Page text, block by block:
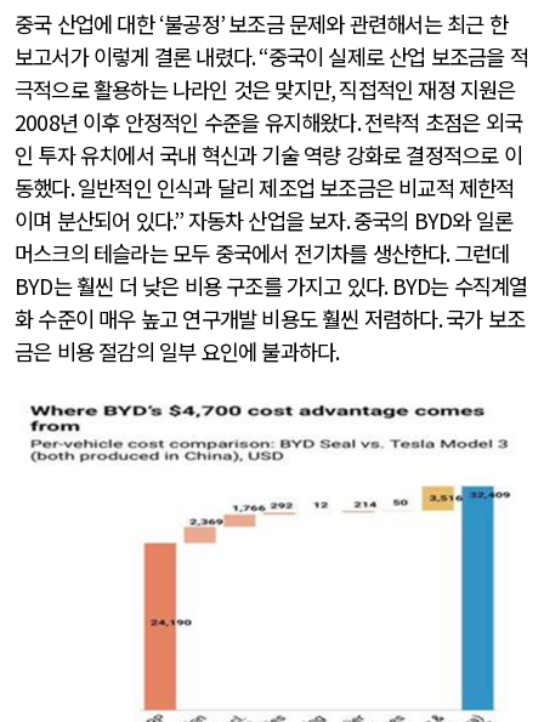
중국 산업에 대한‘불공정’보조금 문제와 관련해서는 최근 한
보고서가 이렇게 결론 내렸다. “중국이 실제로 산업 보조금을 적
극적으로 활용하는 나라인 것은 맞지만,직접적인 재정 지원은
2008년 이후 안정적인 수준을 유지해왔다.전략적 초점은 외국
인 투자 유치에서 국내 혁신과 기술 역량 강화로 결정적으로 이
동했다.일반적인 인식과 달리 제조업 보조금은 비교적 제한적
이며 분산되어 있다.”자동차 산업을 보자.중국의 BYD와 일론
머스크의 테슬라는 모두 중국에서 전기차를 생산한다.그런데
BYD는 훨씬 더 낮은 비용 구조를 가지고 있다. BYD는 수직계열
화 수준이 매우 높고 연구개발 비용도 훨씬 저렴하다.국가 보조
금은 비용 절감의 일부 요인에 불과하다.